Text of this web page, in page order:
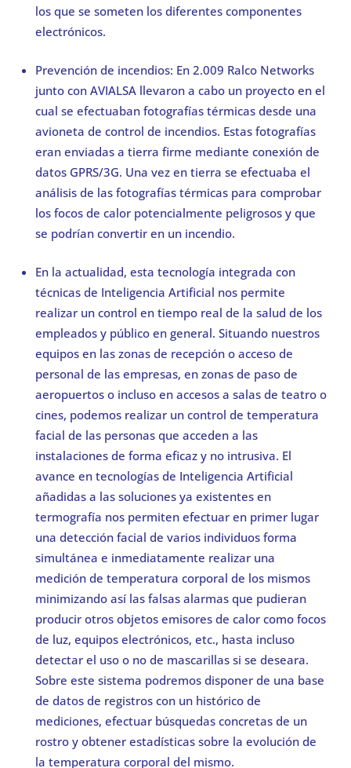
los que se someten los diferentes componentes
electrónicos.
Prevención de incendios: En 2.009 Ralco Networks
junto con AVIALSA llevaron a cabo un proyecto en el
cual se efectuaban fotografías térmicas desde una
avioneta de control de incendios. Estas fotografías
eran enviadas a tierra firme mediante conexión de
datos GPRS/3G. Una vez en tierra se efectuaba el
análisis de las fotografías térmicas para comprobar
los focos de calor potencialmente peligrosos y que
se podrían convertir en un incendio.
En la actualidad, esta tecnología integrada con
técnicas de Inteligencia Artificial nos permite
realizar un control en tiempo real de la salud de los
empleados y público en general. Situando nuestros
equipos en las zonas de recepción o acceso de
personal de las empresas, en zonas de paso de
aeropuertos o incluso en accesos a salas de teatro o
cines, podemos realizar un control de temperatura
facial de las personas que acceden a las
instalaciones de forma eficaz y no intrusiva. El
avance en tecnologías de Inteligencia Artificial
añadidas a las soluciones ya existentes en
termografía nos permiten efectuar en primer lugar
una detección facial de varios individuos forma
simultánea e inmediatamente realizar una
medición de temperatura corporal de los mismos
minimizando así las falsas alarmas que pudieran
producir otros objetos emisores de calor como focos
de luz, equipos electrónicos, etc., hasta incluso
detectar el uso o no de mascarillas si se deseara.
Sobre este sistema podremos disponer de una base
de datos de registros con un histórico de
mediciones, efectuar búsquedas concretas de un
rostro y obtener estadísticas sobre la evolución de
la temperatura corporal del mismo.